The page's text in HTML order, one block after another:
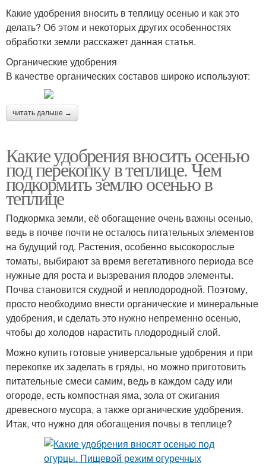
Какие удобрения вносить в теплицу осенью и как это
делать? Об этом и некоторых других особенностях
обработки земли расскажет данная статья.
Органические удобрения
В качестве органических составов широко используют:
читать дальше →
Какие удобрения вносить осенью
под перекопку в теплице. Чем
подкормить землю осенью в
теплице
Подкормка земли, её обогащение очень важны осенью,
ведь в почве почти не осталось питательных элементов
на будущий год. Растения, особенно высокорослые
томаты, выбирают за время вегетативного периода все
нужные для роста и вызревания плодов элементы.
Почва становится скудной и неплодородной. Поэтому,
просто необходимо внести органические и минеральные
удобрения, и сделать это нужно непременно осенью,
чтобы до холодов нарастить плодородный слой.
Можно купить готовые универсальные удобрения и при
перекопке их заделать в гряды, но можно приготовить
питательные смеси самим, ведь в каждом саду или
огороде, есть компостная яма, зола от сжигания
древесного мусора, а также органические удобрения.
Итак, что нужно для обогащения почвы в теплице?